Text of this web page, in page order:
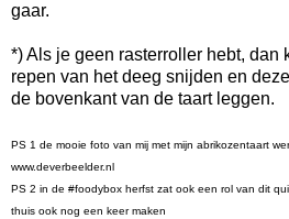
gaar.
*) Als je geen rasterroller hebt, dan
repen van het deeg snijden en
de bovenkant van de taart leggen.
PS 1 de mooie foto van mij met mijn abrikozentaart
www.deverbeelder.nl
PS 2 in de #foodybox herfst zat ook een rol van dit
thuis ook nog een keer maken